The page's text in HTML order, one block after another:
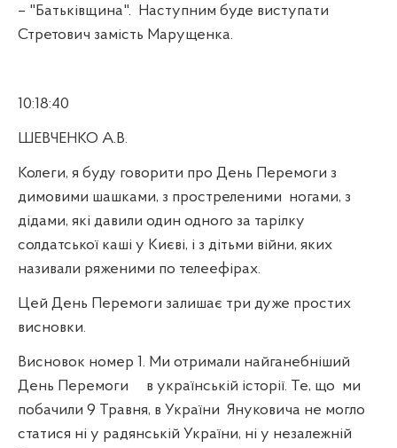
– "Батьківщина".
Наступним буде виступати
Стретович замість Марущенка.
10:18:40
ШЕВЧЕНКО А.В.
Колеги, я буду говорити про День Перемоги з
димовими шашками, з простреленими ногами, з
дідами, які давили один одного за тарілку
солдатської каші у Києві, і з дітьми війни, яких
називали ряженими по телеефірах.
Цей День Перемоги залишає три дуже простих
висновки.
Висновок номер 1. Ми отримали найганебніший
День Перемоги
в українській історії. Те, що ми
побачили 9 Травня, в України Януковича не могло
статися ні у радянській України, ні у незалежній